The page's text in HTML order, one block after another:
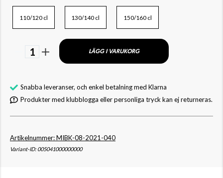
110/120 cl 130/140 cl 150/160 cl
1 LÄGG I VARUKORG
Snabba leveranser, och enkel betalning med Klarna
Produkter med klubblogga eller personliga tryck kan ej returneras.
Artikelnummer: MIBK-08-2021-040
Variant-ID: 005041000000000